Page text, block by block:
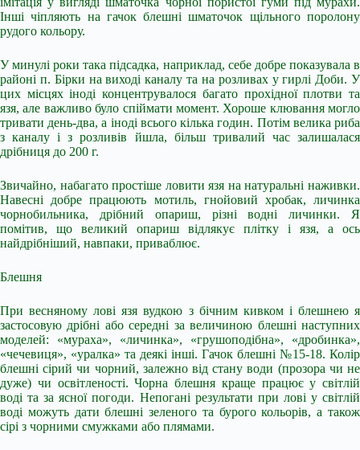
Інші чіпляють на гачок блешні шматочок щільного поролону
рудого кольору.
У минулі роки така підсадка, наприклад, себе добре показувала в
районі п. Бірки на виході каналу та на розливах у гирлі Доби. У
цих місцях іноді концентрувалося багато прохідної плотви та
язя, але важливо було спіймати момент. Хороше клювання могло
тривати день-два, а іноді всього кілька годин. Потім велика риба
з каналу і з розливів йшла, більш тривалий час залишалася
дрібниця до 200 г.
Звичайно, набагато простіше ловити язя на натуральні наживки.
Навесні добре працюють мотиль, гнойовий хробак, личинка
чорнобильника, дрібний опариш, різні водні личинки. Я
помітив, що великий опариш відлякує плітку і язя, а ось
найдрібніший, навпаки, приваблює.
Блешня
При весняному лові язя вудкою з бічним кивком і блешнею я
застосовую дрібні або середні за величиною блешні наступних
моделей: «мураха», «личинка», «грушоподібна», «дробинка»,
«чечевиця», «уралка» та деякі інші. Гачок блешні №15-18. Колір
блешні сірий чи чорний, залежно від стану води (прозора чи не
дуже) чи освітленості. Чорна блешня краще працює у світлій
воді та за ясної погоди. Непогані результати при лові у світлій
воді можуть дати блешні зеленого та бурого кольорів, а також
сірі з чорними смужками або плямами.